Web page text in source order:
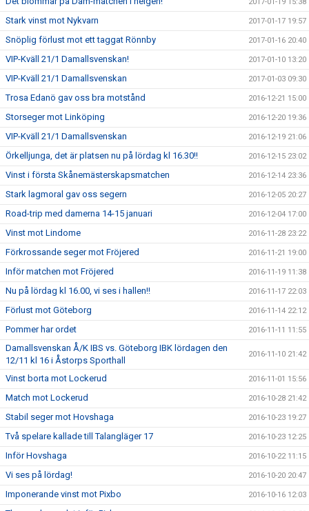
2017-01-19 15:38
Stark vinst mot Nykvarn 2017-01-17 19:57
Snöplig förlust mot ett taggat Rönnby 2017-01-16 20:40
VIP-Kväll 21/1 Damallsvenskan! 2017-01-10 13:20
VIP-Kväll 21/1 Damallsvenskan 2017-01-03 09:30
Trosa Edanö gav oss bra motstånd 2016-12-21 15:00
Storseger mot Linköping 2016-12-20 19:36
VIP-Kväll 21/1 Damallsvenskan 2016-12-19 21:06
Örkelljunga, det är platsen nu på lördag kl 16.30!! 2016-12-15 23:02
Vinst i första Skånemästerskapsmatchen 2016-12-14 23:36
Stark lagmoral gav oss segern 2016-12-05 20:27
Road-trip med damerna 14-15 januari 2016-12-04 17:00
Vinst mot Lindome 2016-11-28 23:22
Förkrossande seger mot Fröjered 2016-11-21 19:00
Inför matchen mot Fröjered 2016-11-19 11:38
Nu på lördag kl 16.00, vi ses i hallen!! 2016-11-17 22:03
Förlust mot Göteborg 2016-11-14 22:12
Pommer har ordet 2016-11-11 11:55
Damallsvenskan Å/K IBS vs. Göteborg IBK lördagen den
12/11 kl 16 i Åstorps Sporthall
2016-11-10 21:42
Vinst borta mot Lockerud 2016-11-01 15:56
Match mot Lockerud 2016-10-28 21:42
Stabil seger mot Hovshaga 2016-10-23 19:27
Två spelare kallade till Talangläger 17 2016-10-23 12:25
Inför Hovshaga 2016-10-22 11:15
Vi ses på lördag! 2016-10-20 20:47
Imponerande vinst mot Pixbo 2016-10-16 12:03